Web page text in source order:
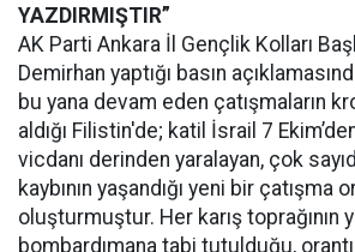
YAZDIRMIŞTIR”
AK Parti Ankara İl Gençlik Kolları
Demirhan yaptığı basın
bu yana devam eden çatışmaların
aldığı Filistin'de; katil İsrail 7
vicdanı derinden yaralayan, çok
kaybının yaşandığı yeni bir çatışma
oluşturmuştur. Her karış toprağının
bombardımana tabi tutulduğu,